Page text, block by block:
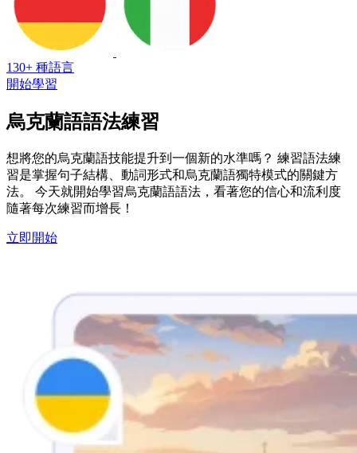
130+ 種語言
開始學習
烏克蘭語語法練習
想將您的烏克蘭語技能提升到一個新的水準嗎？ 練習語法練
習是掌握句子結構、動詞形式和烏克蘭語獨特模式的關鍵方
法。 今天就開始學習烏克蘭語語法，看著您的信心和流利度
隨著每次練習而增長！
立即開始